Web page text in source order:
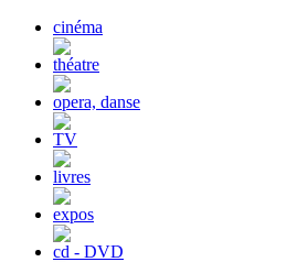
cinéma
théatre
opera, danse
TV
livres
expos
cd - DVD